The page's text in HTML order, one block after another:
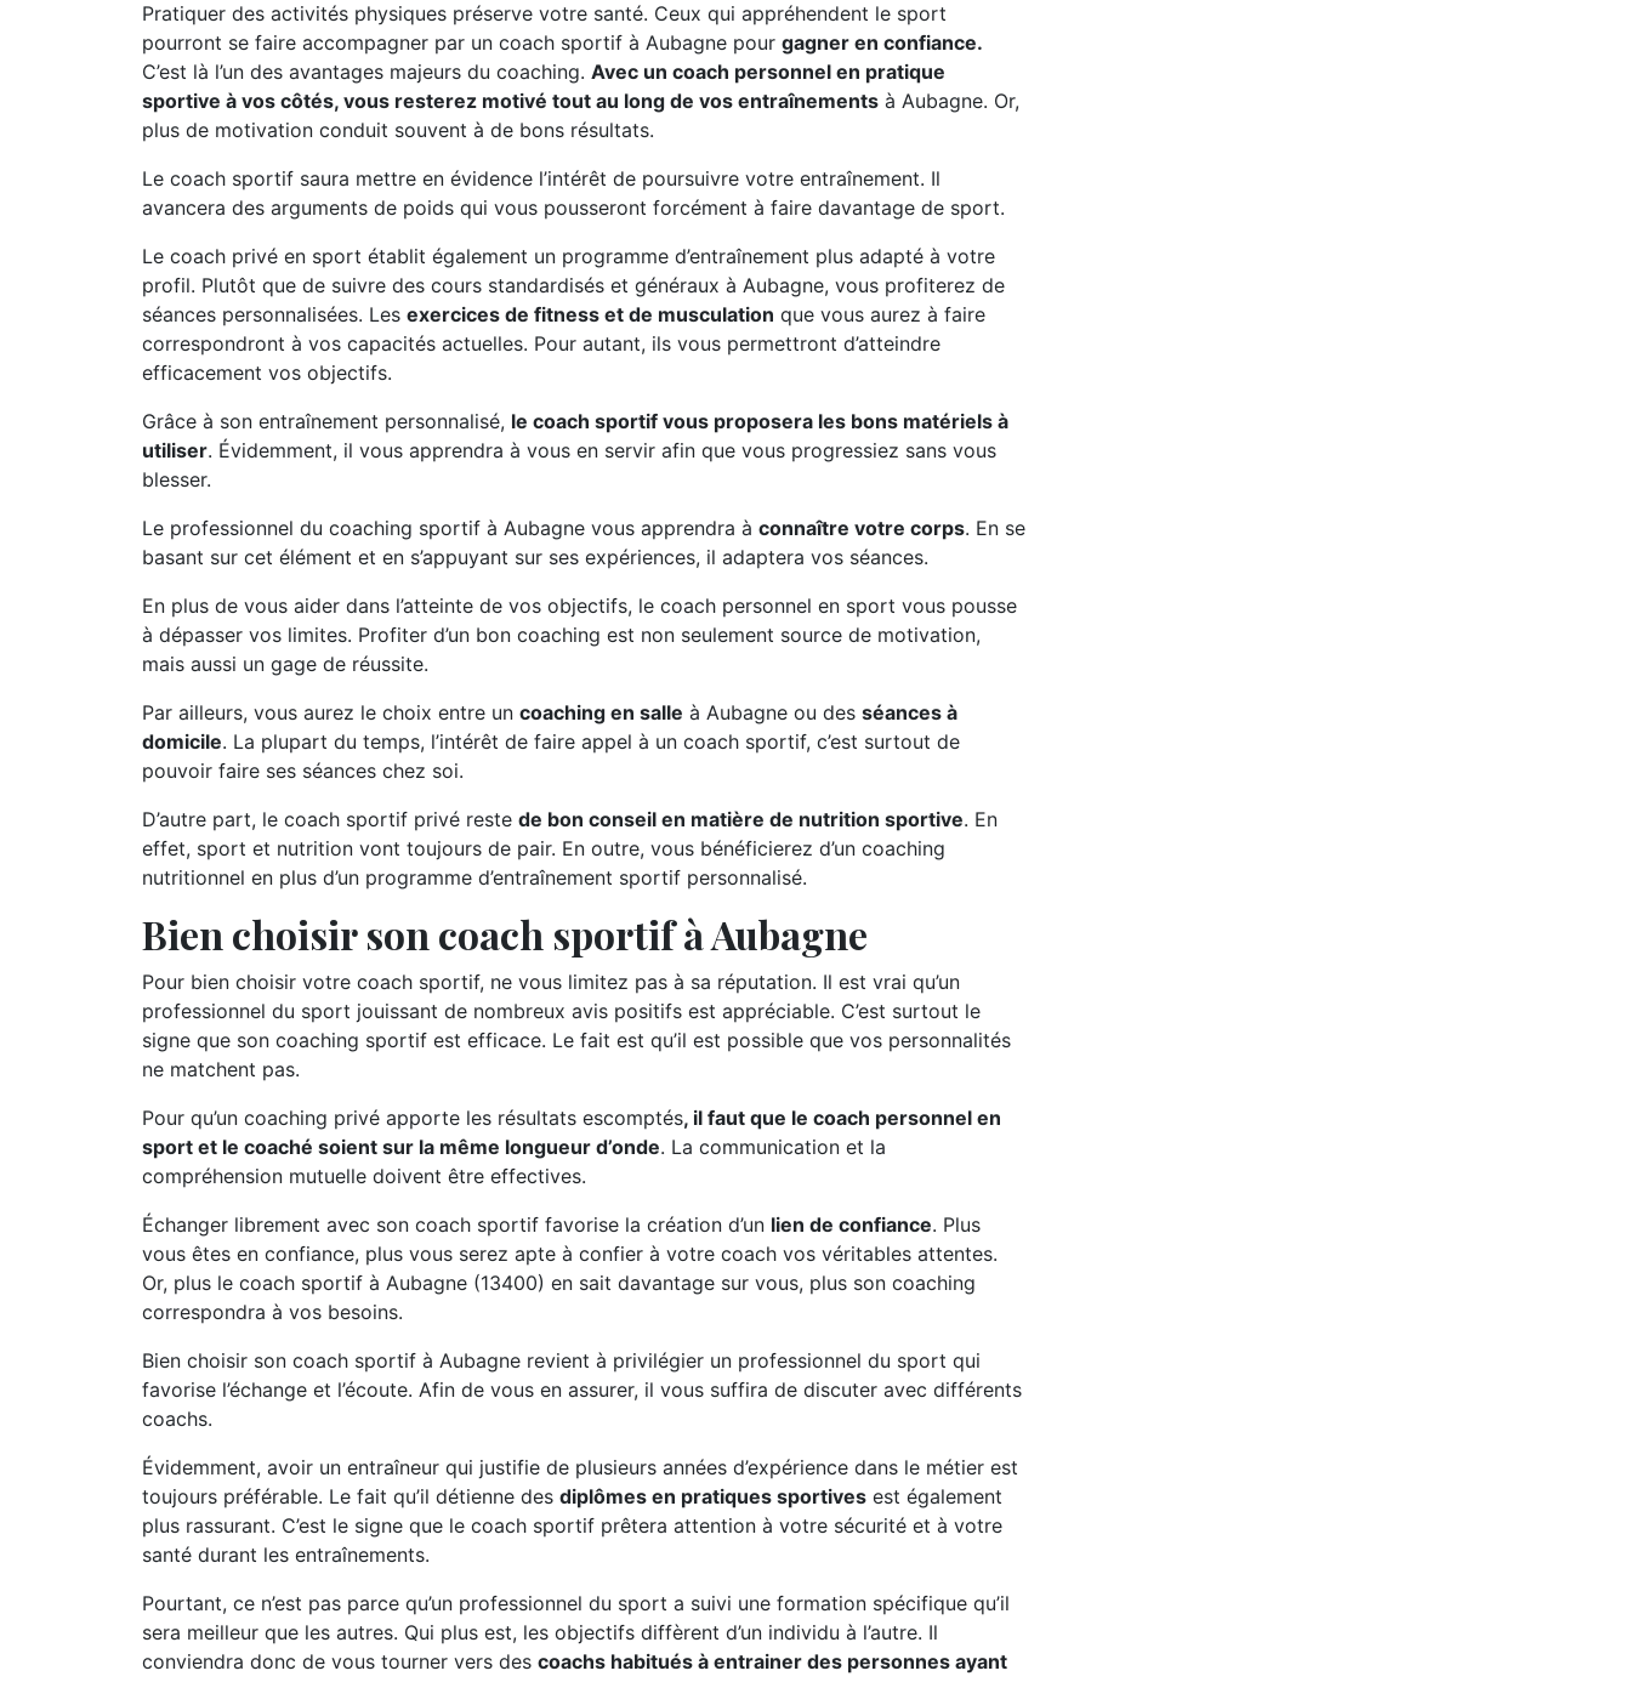
Pratiquer des activités physiques préserve votre santé. Ceux qui appréhendent le sport
pourront se faire accompagner par un coach sportif à Aubagne pour gagner en confiance.
C’est là l’un des avantages majeurs du coaching. Avec un coach personnel en pratique
sportive à vos côtés, vous resterez motivé tout au long de vos entraînements à Aubagne. Or,
plus de motivation conduit souvent à de bons résultats.
Le coach sportif saura mettre en évidence l’intérêt de poursuivre votre entraînement. Il
avancera des arguments de poids qui vous pousseront forcément à faire davantage de sport.
Le coach privé en sport établit également un programme d’entraînement plus adapté à votre
profil. Plutôt que de suivre des cours standardisés et généraux à Aubagne, vous profiterez de
séances personnalisées. Les exercices de fitness et de musculation que vous aurez à faire
correspondront à vos capacités actuelles. Pour autant, ils vous permettront d’atteindre
efficacement vos objectifs.
Grâce à son entraînement personnalisé, le coach sportif vous proposera les bons matériels à
utiliser. Évidemment, il vous apprendra à vous en servir afin que vous progressiez sans vous
blesser.
Le professionnel du coaching sportif à Aubagne vous apprendra à connaître votre corps. En se
basant sur cet élément et en s’appuyant sur ses expériences, il adaptera vos séances.
En plus de vous aider dans l’atteinte de vos objectifs, le coach personnel en sport vous pousse
à dépasser vos limites. Profiter d’un bon coaching est non seulement source de motivation,
mais aussi un gage de réussite.
Par ailleurs, vous aurez le choix entre un coaching en salle à Aubagne ou des séances à
domicile. La plupart du temps, l’intérêt de faire appel à un coach sportif, c’est surtout de
pouvoir faire ses séances chez soi.
D’autre part, le coach sportif privé reste de bon conseil en matière de nutrition sportive. En
effet, sport et nutrition vont toujours de pair. En outre, vous bénéficierez d’un coaching
nutritionnel en plus d’un programme d’entraînement sportif personnalisé.
Bien choisir son coach sportif à Aubagne
Pour bien choisir votre coach sportif, ne vous limitez pas à sa réputation. Il est vrai qu’un
professionnel du sport jouissant de nombreux avis positifs est appréciable. C’est surtout le
signe que son coaching sportif est efficace. Le fait est qu’il est possible que vos personnalités
ne matchent pas.
Pour qu’un coaching privé apporte les résultats escomptés, il faut que le coach personnel en
sport et le coaché soient sur la même longueur d’onde. La communication et la
compréhension mutuelle doivent être effectives.
Échanger librement avec son coach sportif favorise la création d’un lien de confiance. Plus
vous êtes en confiance, plus vous serez apte à confier à votre coach vos véritables attentes.
Or, plus le coach sportif à Aubagne (13400) en sait davantage sur vous, plus son coaching
correspondra à vos besoins.
Bien choisir son coach sportif à Aubagne revient à privilégier un professionnel du sport qui
favorise l’échange et l’écoute. Afin de vous en assurer, il vous suffira de discuter avec différents
coachs.
Évidemment, avoir un entraîneur qui justifie de plusieurs années d’expérience dans le métier est
toujours préférable. Le fait qu’il détienne des diplômes en pratiques sportives est également
plus rassurant. C’est le signe que le coach sportif prêtera attention à votre sécurité et à votre
santé durant les entraînements.
Pourtant, ce n’est pas parce qu’un professionnel du sport a suivi une formation spécifique qu’il
sera meilleur que les autres. Qui plus est, les objectifs diffèrent d’un individu à l’autre. Il
conviendra donc de vous tourner vers des coachs habitués à entrainer des personnes ayant